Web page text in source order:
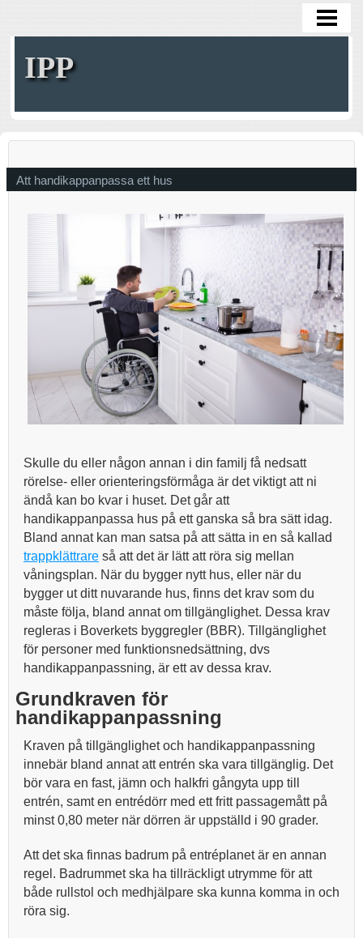
IPP
Att handikappanpassa ett hus
Skulle du eller någon annan i din familj få nedsatt
rörelse- eller orienteringsförmåga är det viktigt att ni
ändå kan bo kvar i huset. Det går att
handikappanpassa hus på ett ganska så bra sätt idag.
Bland annat kan man satsa på att sätta in en så kallad
trappklättrare så att det är lätt att röra sig mellan
våningsplan. När du bygger nytt hus, eller när du
bygger ut ditt nuvarande hus, finns det krav som du
måste följa, bland annat om tillgänglighet. Dessa krav
regleras i Boverkets byggregler (BBR). Tillgänglighet
för personer med funktionsnedsättning, dvs
handikappanpassning, är ett av dessa krav.
Grundkraven för
handikappanpassning
Kraven på tillgänglighet och handikappanpassning
innebär bland annat att entrén ska vara tillgänglig. Det
bör vara en fast, jämn och halkfri gångyta upp till
entrén, samt en entrédörr med ett fritt passagemått på
minst 0,80 meter när dörren är uppställd i 90 grader.
Att det ska finnas badrum på entréplanet är en annan
regel. Badrummet ska ha tillräckligt utrymme för att
både rullstol och medhjälpare ska kunna komma in och
röra sig.